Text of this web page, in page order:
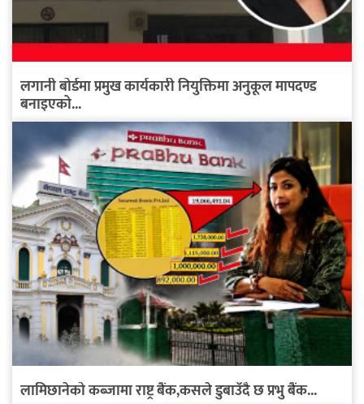
लगानी बोर्डमा प्रमुख कार्यकारी नियुक्तिमा अनुकूल मापदण्ड
बनाइएको...
लामिछानेको कब्जामा राष्ट्र बैंक,कसले डुबाउँदै छ प्रभु बैंक...